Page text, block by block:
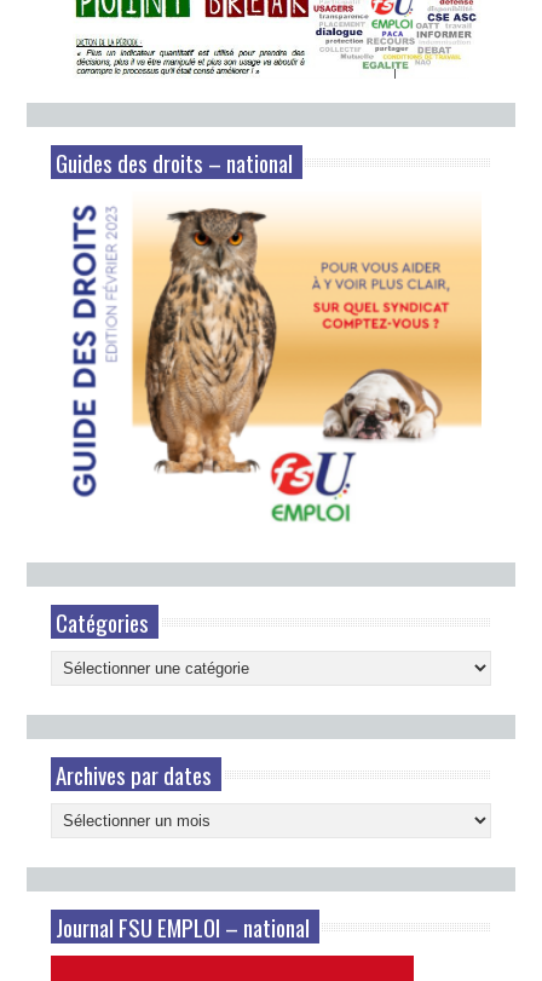
Guides des droits – national
Catégories
Catégories
Archives par dates
Archives
par
dates
Journal FSU EMPLOI – national